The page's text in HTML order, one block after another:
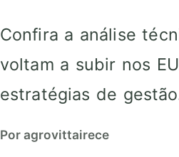
Confira a análise
voltam a subir nos
estratégias de
Por agrovittairece